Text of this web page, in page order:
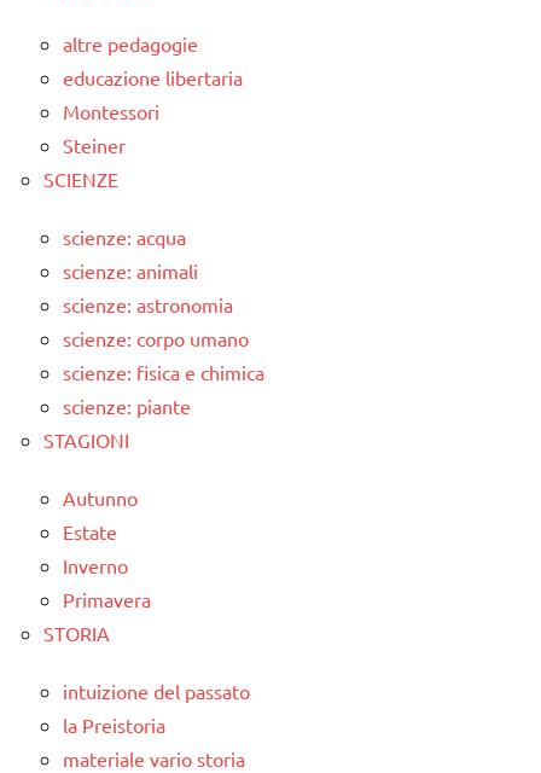
altre pedagogie
educazione libertaria
Montessori
Steiner
SCIENZE
scienze: acqua
scienze: animali
scienze: astronomia
scienze: corpo umano
scienze: fisica e chimica
scienze: piante
STAGIONI
Autunno
Estate
Inverno
Primavera
STORIA
intuizione del passato
la Preistoria
materiale vario storia